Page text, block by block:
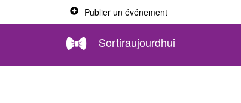
Publier un événement
Sortiraujourdhui